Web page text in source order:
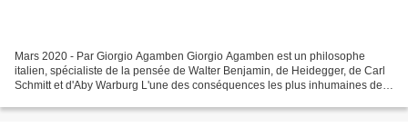
Mars 2020 - Par Giorgio Agamben Giorgio Agamben est un philosophe
italien, spécialiste de la pensée de Walter Benjamin, de Heidegger, de Carl
Schmitt et d'Aby Warburg L'une des conséquences les plus inhumaines de